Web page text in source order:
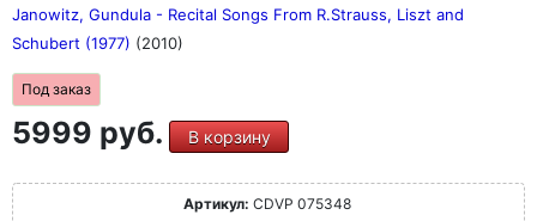
Janowitz, Gundula - Recital Songs From R.Strauss, Liszt and
Schubert (1977) (2010)
Под заказ
5999 руб. В корзину
Артикул: CDVP 075348